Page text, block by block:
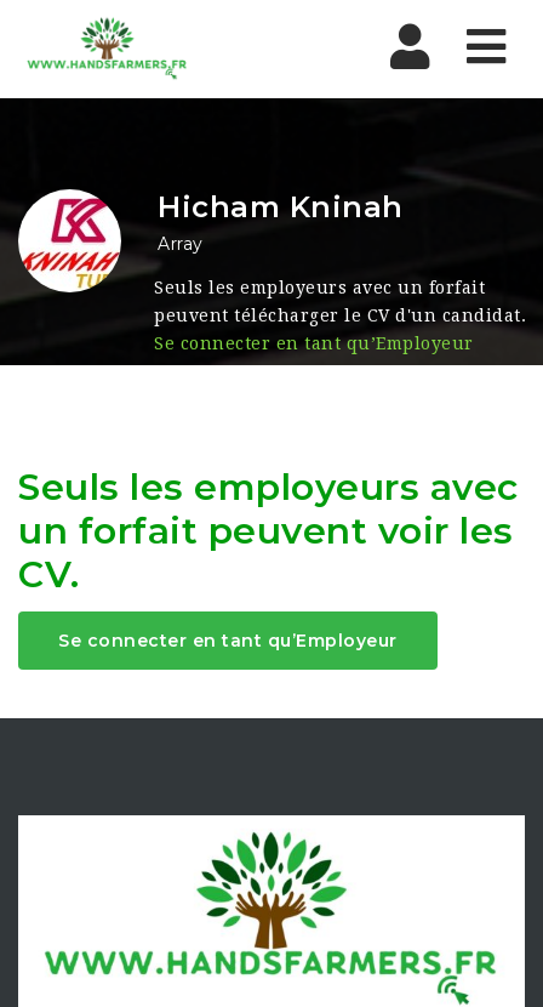
Seuls les employeurs avec un forfait
peuvent télécharger le CV d'un candidat.
Se connecter en tant qu’Employeur
Hicham Kninah
Array
Seuls les employeurs avec
un forfait peuvent voir les
CV.
Se connecter en tant qu’Employeur